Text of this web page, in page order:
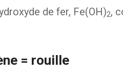
de fer, Fe(OH)2,
= rouille